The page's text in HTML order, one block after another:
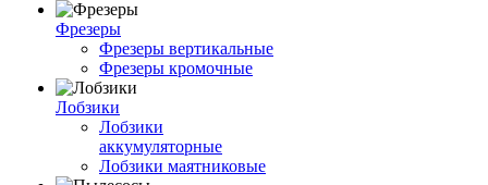
Фрезеры
Фрезеры вертикальные
Фрезеры кромочные
Лобзики
Лобзики
аккумуляторные
Лобзики маятниковые